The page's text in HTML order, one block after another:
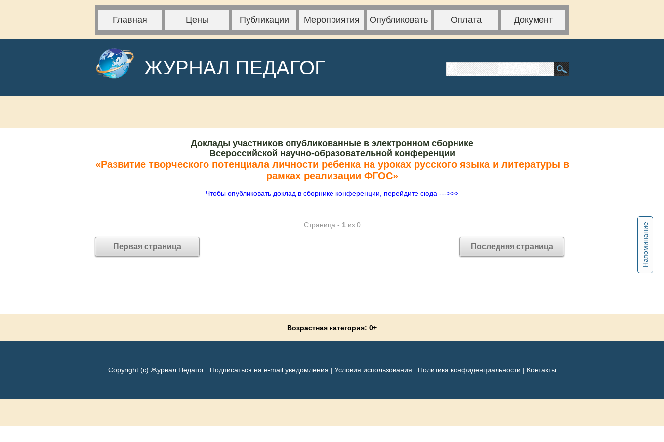
Главная Цены Публикации Мероприятия Опубликовать Оплата Документ
ЖУРНАЛ ПЕДАГОГ
Напоминание
Доклады участников опубликованные в электронном сборнике
Всероссийской научно-образовательной конференции
«Развитие творческого потенциала личности ребенка на уроках русского языка и литературы в
рамках реализации ФГОС»
Чтобы опубликовать доклад в сборнике конференции, перейдите сюда --->>>
Страница - 1 из 0
Первая страница Последняя страница
Возрастная категория: 0+
Copyright (c) Журнал Педагог | Подписаться на e-mail уведомления | Условия использования | Политика конфиденциальности | Контакты